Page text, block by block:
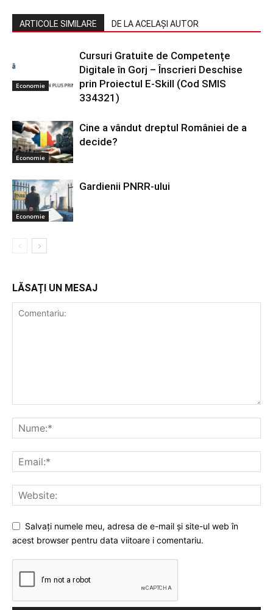
ARTICOLE SIMILARE DE LA ACELAȘI AUTOR
Economie
Cursuri Gratuite de Competențe
Digitale în Gorj – Înscrieri Deschise
prin Proiectul E-Skill (Cod SMIS
334321)
Economie
Cine a vândut dreptul României de a
decide?
Economie
Gardienii PNRR-ului
LĂSAȚI UN MESAJ
Salvați numele meu, adresa de e-mail și site-ul web în
acest browser pentru data viitoare i comentariu.